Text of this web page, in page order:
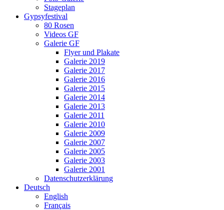
Stageplan
Gypsyfestival
80 Rosen
Videos GF
Galerie GF
Flyer und Plakate
Galerie 2019
Galerie 2017
Galerie 2016
Galerie 2015
Galerie 2014
Galerie 2013
Galerie 2011
Galerie 2010
Galerie 2009
Galerie 2007
Galerie 2005
Galerie 2003
Galerie 2001
Datenschutzerklärung
Deutsch
English
Français